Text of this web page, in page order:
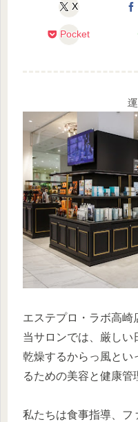
X
Pocket
エステプロ・ラボ高崎
当サロンでは、厳しい
乾燥するからっ風とい
るための美容と健康管
私たちは食事指導、フ